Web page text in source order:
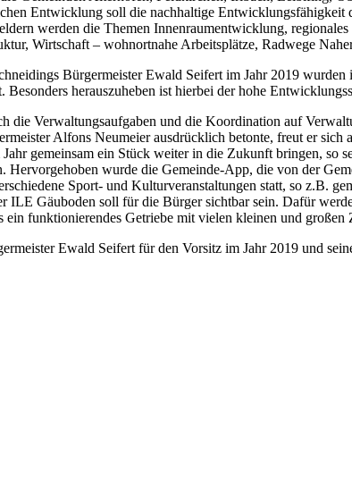
Entwicklung soll die nachhaltige Entwicklungsfähigkeit
werden die Themen Innenraumentwicklung,
Wirtschaft – wohnortnahe Arbeitsplätze, Radwege
Bürgermeister Ewald Seifert im Jahr 2019
Besonders herauszuheben ist hierbei der hohe
die Verwaltungsaufgaben und die Koordination auf
Alfons Neumeier ausdrücklich betonte, freut er
gemeinsam ein Stück weiter in die Zukunft bringen, so
Hervorgehoben wurde die Gemeinde-App, die von der
Sport- und Kulturveranstaltungen statt, so z.B.
Gäuboden soll für die Bürger sichtbar sein. Dafür
funktionierendes Getriebe mit vielen kleinen und
Ewald Seifert für den Vorsitz im Jahr 2019 und